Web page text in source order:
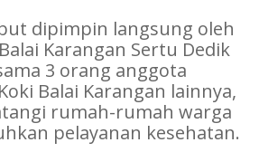
dipimpin langsung oleh
Karangan Sertu Dedik
3 orang anggota
Balai Karangan lainnya,
rumah-rumah warga
pelayanan kesehatan.